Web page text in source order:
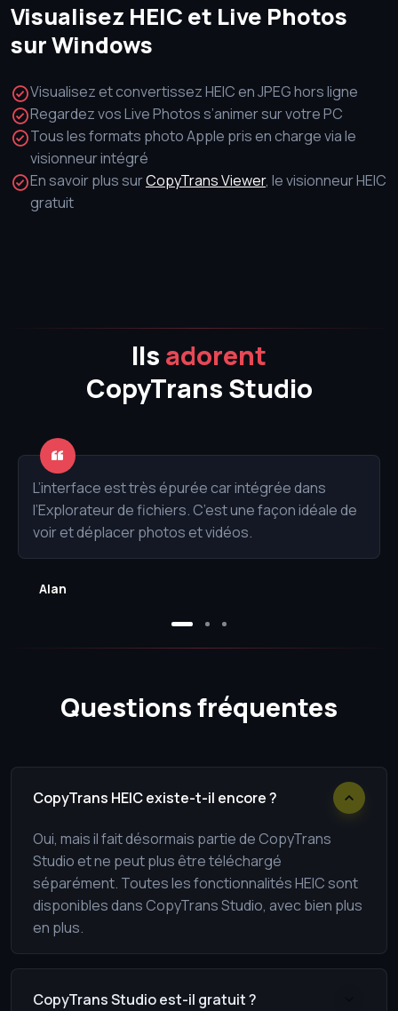
Visualisez HEIC et Live Photos
sur Windows
Visualisez et convertissez HEIC en JPEG hors ligne
Regardez vos Live Photos s’animer sur votre PC
Tous les formats photo Apple pris en charge via le
visionneur intégré
En savoir plus surCopyTrans Viewer, le visionneur HEIC
gratuit
Ils adorent
CopyTrans Studio
L’interface est très épurée car intégrée dans
l’Explorateur de fichiers. C’est une façon idéale de
voir et déplacer photos et vidéos.
Alan
Questions fréquentes
CopyTrans HEIC existe-t-il encore ?
Oui, mais il fait désormais partie de CopyTrans
Studio et ne peut plus être téléchargé
séparément. Toutes les fonctionnalités HEIC sont
disponibles dans CopyTrans Studio, avec bien plus
en plus.
CopyTrans Studio est-il gratuit ?